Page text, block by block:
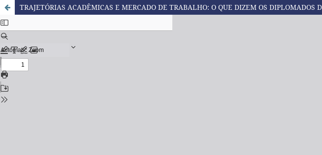
TRAJETÓRIAS ACADÊMICAS E MERCADO DE TRABALHO: O QUE DIZEM OS DIPLOMADOS